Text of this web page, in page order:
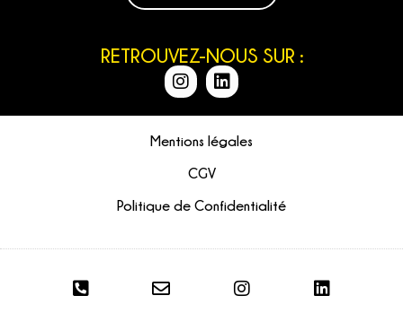
RETROUVEZ-NOUS SUR :
Mentions légales
CGV
Politique de Confidentialité